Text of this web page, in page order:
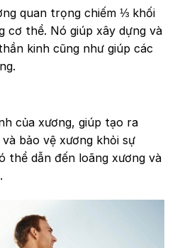
quan trọng chiếm ⅓ khối
cơ thể. Nó giúp xây dựng và
kinh cũng như giúp các
của xương, giúp tạo ra
bảo vệ xương khỏi sự
thể dẫn đến loãng xương và